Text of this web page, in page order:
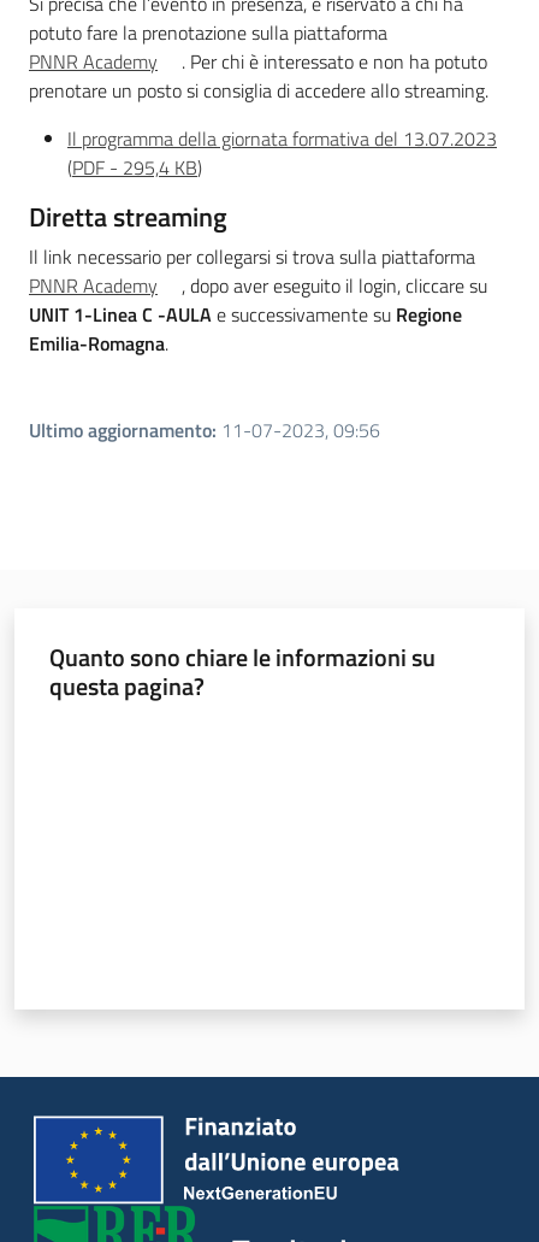
potuto fare la prenotazione sulla piattaforma
PNNR Academy
. Per chi è interessato e non ha potuto
prenotare un posto si consiglia di accedere allo streaming.
Il programma della giornata formativa del 13.07.2023
(PDF - 295,4 KB)
Diretta streaming
Il link necessario per collegarsi si trova sulla piattaforma
PNNR Academy
, dopo aver eseguito il login, cliccare su
UNIT 1-Linea C -AULAe successivamente su Regione
Emilia-Romagna.
Ultimo aggiornamento: 11-07-2023, 09:56
Quanto sono chiare le informazioni su
questa pagina?